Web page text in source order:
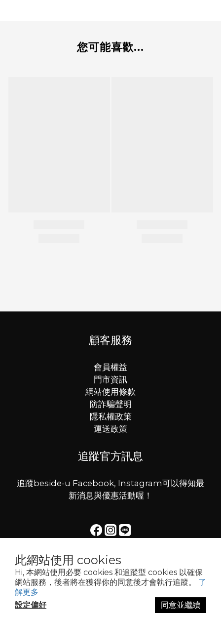
此網站使用 cookies
Hi, 本網站使用必要 cookies 和追蹤型 cookies 以確保
網站服務，後者將在獲得你的同意後才會執行追蹤。 了
解更多
設定偏好
同意並繼續
您可能喜歡...
顧客服務
會員權益
門市資訊
網站使用條款
防詐騙聲明
隱私權政策
運送政策
追蹤官方訊息
追蹤beside-u Facebook, Instagram可以得知最
新消息與優惠活動喔！
beside-u © All Rights Reserved.